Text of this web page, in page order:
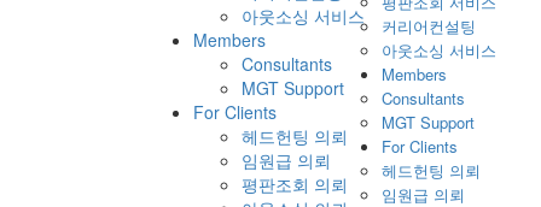
아웃소싱 서비스
Members
Consultants
MGT Support
For Clients
헤드헌팅 의뢰
임원급 의뢰
평판조회 의뢰
커리어컨설팅
아웃소싱 서비스
Members
Consultants
MGT Support
For Clients
헤드헌팅 의뢰
임원급 의뢰